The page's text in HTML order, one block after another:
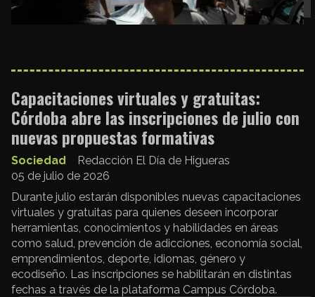
Capacitaciones virtuales y gratuitas:
Córdoba abre las inscripciones de julio con
nuevas propuestas formativas
Redacción El Día de Higueras
Sociedad
05 de julio de 2026
Durante julio estarán disponibles nuevas capacitaciones
virtuales y gratuitas para quienes deseen incorporar
herramientas, conocimientos y habilidades en áreas
como salud, prevención de adicciones, economía social,
emprendimientos, deporte, idiomas, género y
ecodiseño. Las inscripciones se habilitarán en distintas
fechas a través de la plataforma Campus Córdoba.